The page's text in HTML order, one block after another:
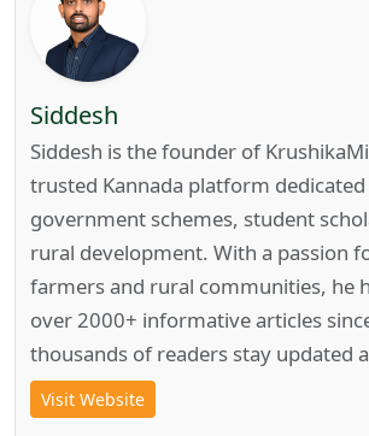
Siddesh
Siddesh is the founder of
trusted Kannada platform
government schemes, student
rural development. With a passion
farmers and rural communities, he
over 2000+ informative articles
thousands of readers stay updated
Visit Website